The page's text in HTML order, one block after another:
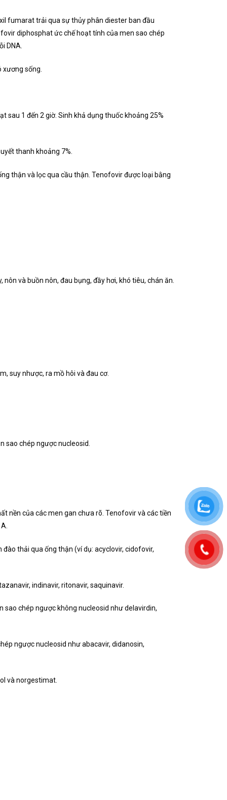
fumarat trải qua sự thủy phân diester ban đầu
diphosphat ức chế hoạt tính của men sao chép
DNA.
sống.
1 đến 2 giờ. Sinh khả dụng thuốc khoảng 25%
thanh khoảng 7%.
thận và lọc qua cầu thận. Tenofovir được loại bằng
và buồn nôn, đau bụng, đầy hơi, khó tiêu, chán ăn.
suy nhược, ra mồ hôi và đau cơ.
sao chép ngược nucleosid.
nền của các men gan chưa rõ. Tenofovir và các tiền
thải qua ống thận (ví dụ: acyclovir, cidofovir,
indinavir, ritonavir, saquinavir.
chép ngược không nucleosid như delavirdin,
ngược nucleosid như abacavir, didanosin,
và norgestimat.